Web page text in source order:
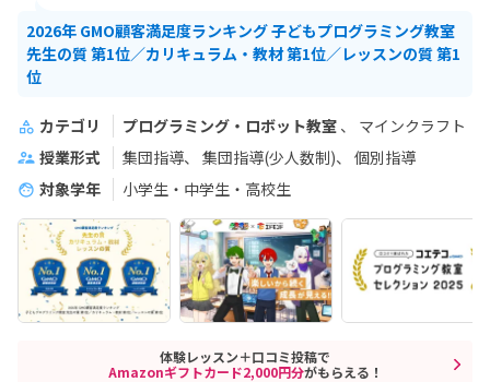
2026年 GMO顧客満足度ランキング 子どもプログラミング教室
先生の質 第1位／カリキュラム・教材 第1位／レッスンの質 第1
位
カテゴリ プログラミング・ロボット教室
マインクラフト
授業形式
集団指導 集団指導(少人数制)
個別指導
対象学年
小学生・中学生・高校生
体験レッスン＋口コミ投稿で
Amazonギフトカード2,000円分がもらえる！